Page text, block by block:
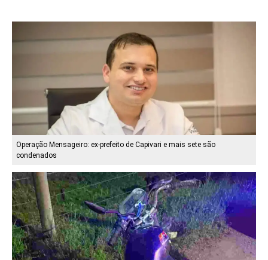
Operação Mensageiro: ex-prefeito de Capivari e mais sete são
condenados